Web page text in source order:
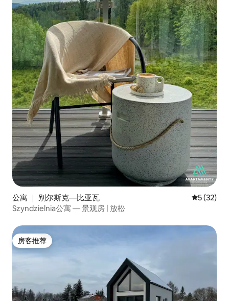
公寓 ｜ 别尔斯克—比亚瓦 平均评分
5 (32)
Szyndzielnia公寓 — 景观房 | 放松
房客推荐
房客推荐